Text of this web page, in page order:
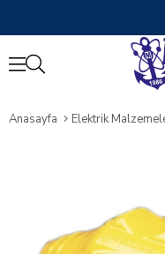
Anasayfa Elektrik